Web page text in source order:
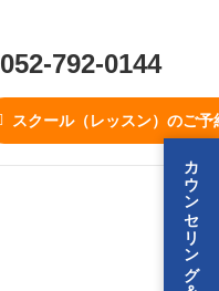
052-792-0144
スクール（レッスン）のご予